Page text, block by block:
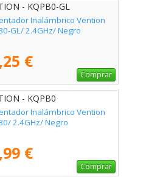
- KQPB0-GL
Inalámbrico Vention
GL/ 2.4GHz/ Negro
€
Comprar
- KQPB0
Inalámbrico Vention
2.4GHz/ Negro
€
Comprar